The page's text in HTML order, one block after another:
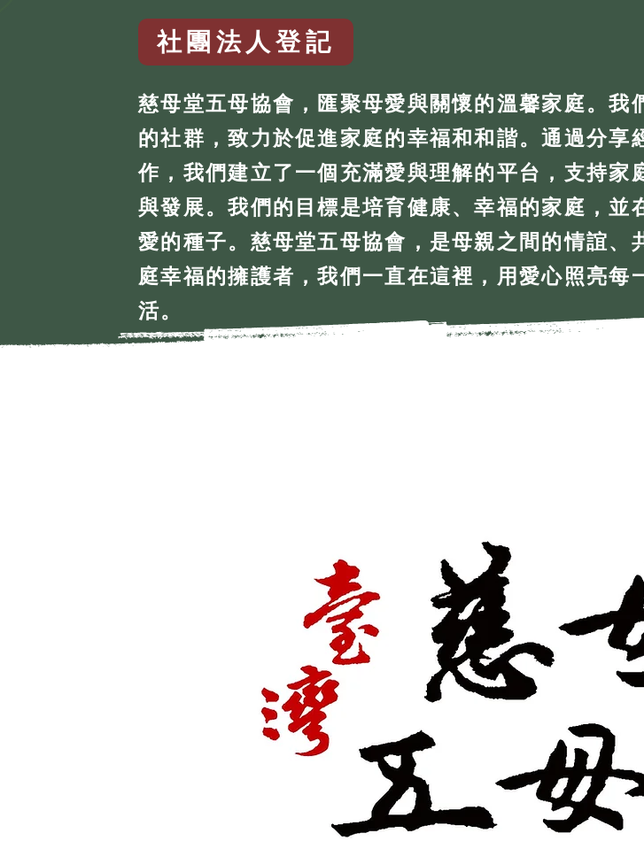
社團法人登記
慈母堂五母協會，匯聚母愛與關懷的溫馨家庭。我
的社群，致力於促進家庭的幸福和和諧。通過分享
作，我們建立了一個充滿愛與理解的平台，支持家
與發展。我們的目標是培育健康、幸福的家庭，並
愛的種子。慈母堂五母協會，是母親之間的情誼、
庭幸福的擁護者，我們一直在這裡，用愛心照亮每
活。